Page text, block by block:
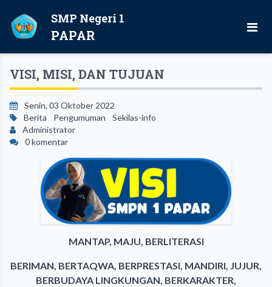
SMP Negeri 1
PAPAR
VISI, MISI, DAN TUJUAN
Senin, 03 Oktober 2022
Berita
Pengumuman
Sekilas-info
Administrator
0 komentar
MANTAP, MAJU, BERLITERASI
BERIMAN, BERTAQWA, BERPRESTASI, MANDIRI, JUJUR,
BERBUDAYA LINGKUNGAN, BERKARAKTER,